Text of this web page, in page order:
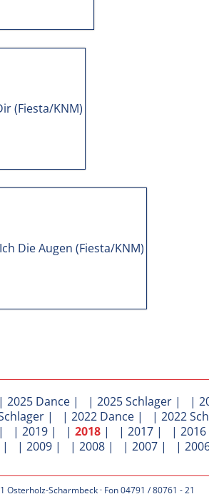
2025 Dance | | 2025 Schlager | |
| | 2022 Dance | | 2022
| | 2019 | | 2018 | | 2017 | | 2016
| | 2009 | | 2008 | | 2007 | |
Osterholz-Scharmbeck · Fon 04791 / 80761 - 21